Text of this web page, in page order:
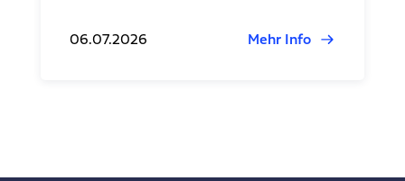
06.07.2026 Mehr Info